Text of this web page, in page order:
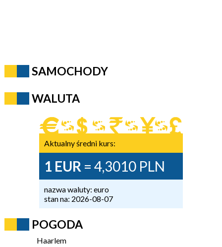
SAMOCHODY
WALUTA
Aktualny średni kurs:
1 EUR = 4,3010 PLN
nazwa waluty: euro
stan na: 2026-08-07
POGODA
Haarlem